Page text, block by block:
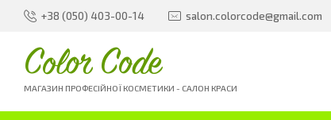
+38 (050) 403-00-14 salon.colorcode@gmail.com
Color Code
МАГАЗИН ПРОФЕСІЙНОЇ КОСМЕТИКИ - САЛОН КРАСИ